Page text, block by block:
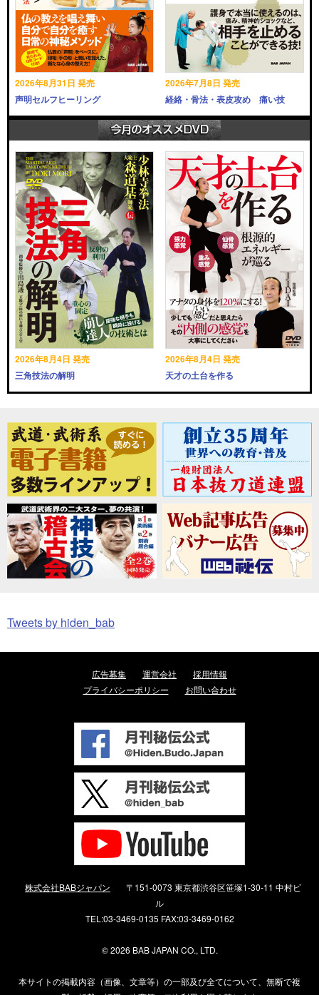
2026年8月31日 発売
声明セルフヒーリング
2026年7月8日 発売
経絡・骨法・表皮攻め 痛い技
2026年8月4日 発売
三角技法の解明
2026年8月4日 発売
天才の土台を作る
Tweets by hiden_bab
広告募集 運営会社
採用情報
プライバシーポリシー
お問い合わせ
株式会社BABジャパン
〒151-0073 東京都渋谷区笹塚1-30-11 中村ビ
ル
TEL:03-3469-0135 FAX:03-3469-0162
©2026 BAB JAPAN CO., LTD.
本サイトの掲載内容（画像、文章等）の一部及び全てについて、無断で複